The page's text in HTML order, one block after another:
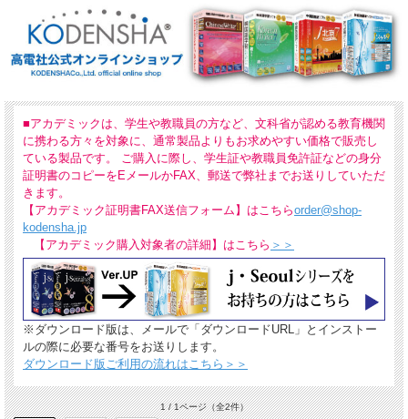
■アカデミックは、学生や教職員の方など、文科省が認める教育機関
に携わる方々を対象に、通常製品よりもお求めやすい価格で販売し
ている製品です。 ご購入に際し、学生証や教職員免許証などの身分
証明書のコピーをEメールかFAX、郵送で弊社までお送りしていただ
きます。
【アカデミック証明書FAX送信フォーム】はこちらorder@shop-
kodensha.jp
【アカデミック購入対象者の詳細】はこちら ＞＞
※ダウンロード版は、メールで「ダウンロードURL」とインストー
ルの際に必要な番号をお送りします。
ダウンロード版ご利用の流れはこちら＞＞
1 / 1ページ（全2件）